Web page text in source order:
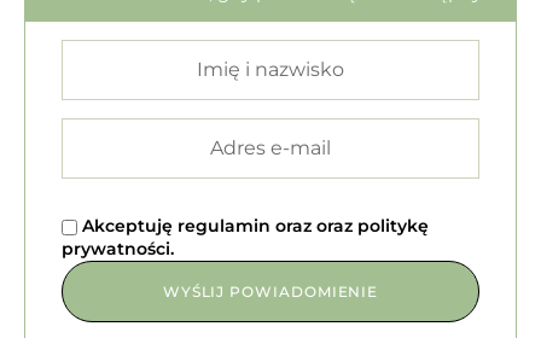
Akceptuję regulamin oraz oraz politykę
prywatności.